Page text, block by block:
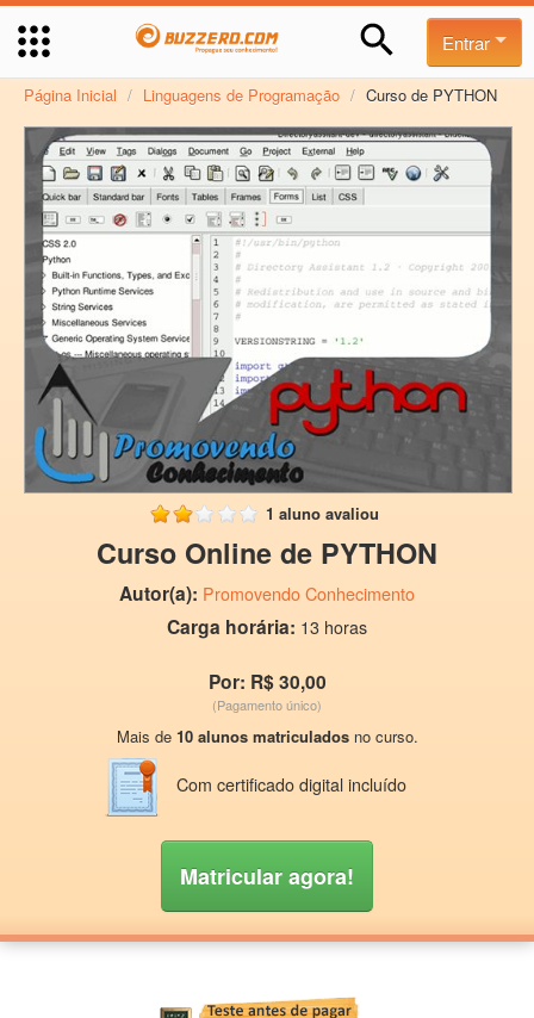
Entrar
Página Inicial / Linguagens de Programação / Curso de PYTHON
1 aluno avaliou
Curso Online de PYTHON
Autor(a): Promovendo Conhecimento
Carga horária: 13 horas
Por: R$ 30,00
(Pagamento único)
Mais de 10 alunos matriculadosno curso.
Com certificado digital incluído
Matricular agora!